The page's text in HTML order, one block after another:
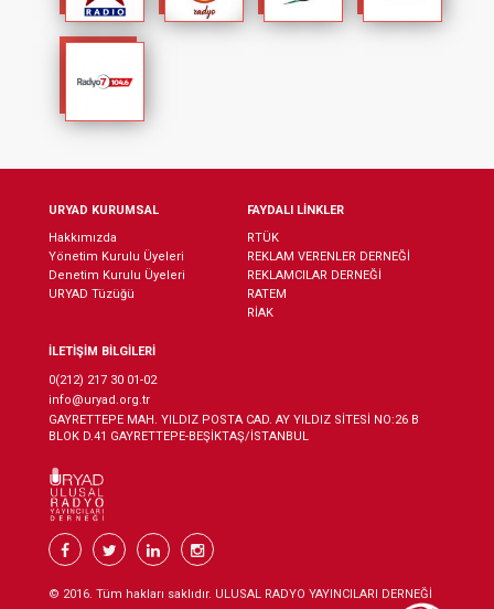
FAYDALI LİNKLER
RTÜK
REKLAM VERENLER DERNEĞİ
REKLAMCILAR DERNEĞİ
RATEM
RİAK
URYAD KURUMSAL
Hakkımızda
Yönetim Kurulu Üyeleri
Denetim Kurulu Üyeleri
URYAD Tüzüğü
İLETİŞİM BİLGİLERİ
0(212) 217 30 01-02
info@uryad.org.tr
GAYRETTEPE MAH. YILDIZ POSTA CAD. AY YILDIZ SİTESİ NO:26 B
BLOK D.41 GAYRETTEPE-BEŞİKTAŞ/İSTANBUL
© 2016. Tüm hakları saklıdır. ULUSAL RADYO YAYINCILARI DERNEĞİ